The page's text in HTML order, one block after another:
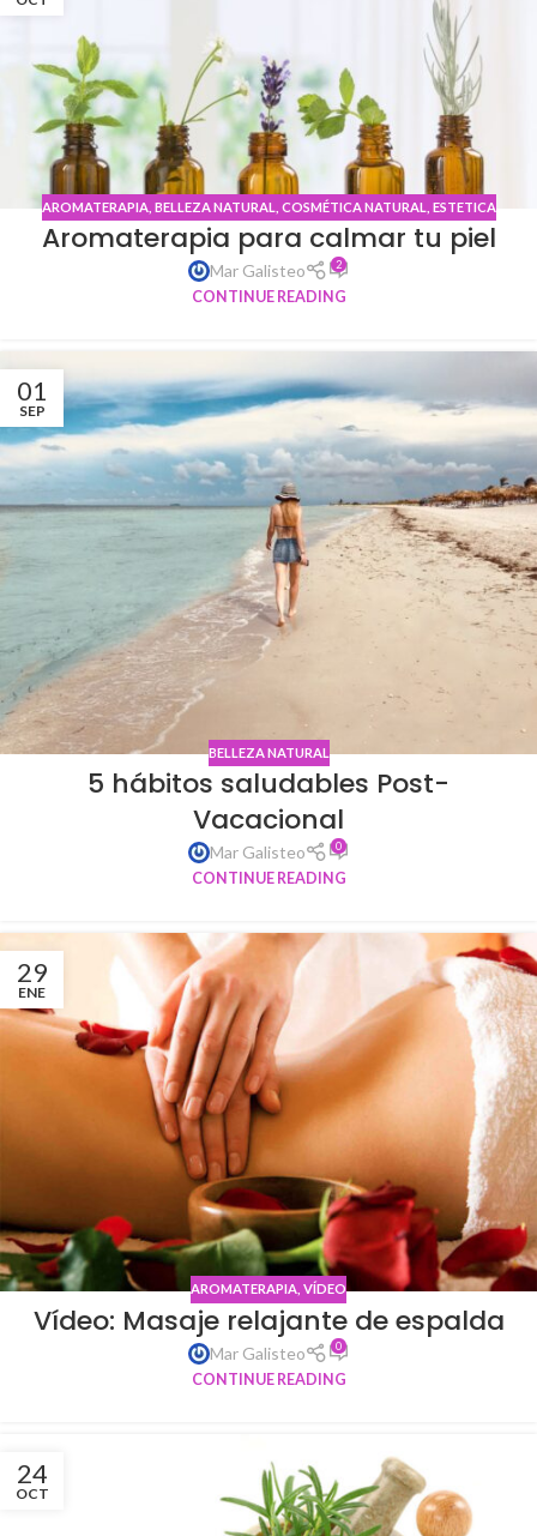
AROMATERAPIA, BELLEZA NATURAL COSMÉTICA NATURAL ESTETICA
Aromaterapia para calmar tu piel
Mar Galisteo 2
CONTINUE READING
01
SEP
BELLEZA NATURAL
5 hábitos saludables Post-
Vacacional
Mar Galisteo 0
CONTINUE READING
29
ENE
AROMATERAPIA VÍDEO
Vídeo: Masaje relajante de espalda
Mar Galisteo 0
CONTINUE READING
24
OCT